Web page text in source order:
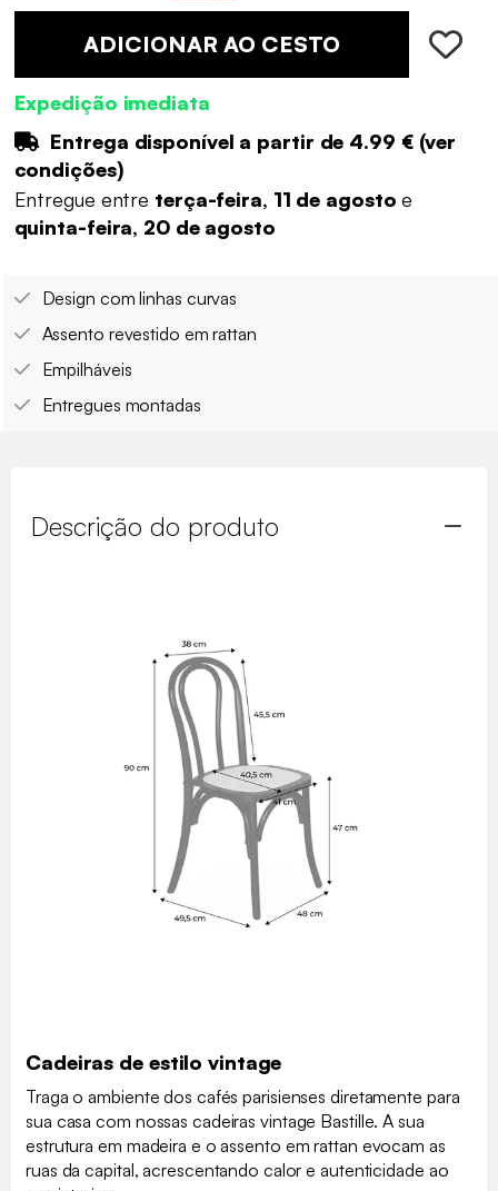
ADICIONAR AO CESTO
Expedição imediata
Entrega disponível a partir de 4.99 €(ver
condições)
Entregue entre terça-feira, 11 de agostoe
quinta-feira, 20 de agosto
Design com linhas curvas
Assento revestido em rattan
Empilháveis
Entregues montadas
Descrição do produto
Cadeiras de estilo vintage
Traga o ambiente dos cafés parisienses diretamente para
sua casa com nossas cadeiras vintage Bastille. A sua
estrutura em madeira e o assento em rattan evocam as
ruas da capital, acrescentando calor e autenticidade ao